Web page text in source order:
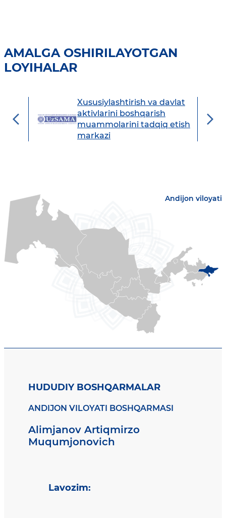
AMALGA OSHIRILAYOTGAN
LOYIHALAR
Xususiylashtirish va davlat
aktivlarini boshqarish
muammolarini tadqiq etish
markazi
Andijon viloyati
HUDUDIY BOSHQARMALAR
ANDIJON VILOYATI BOSHQARMASI
Alimjanov Artiqmirzo
Muqumjonovich
Lavozim: